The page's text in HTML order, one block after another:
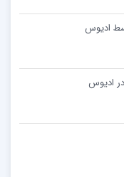
ادیوس
ادیوس